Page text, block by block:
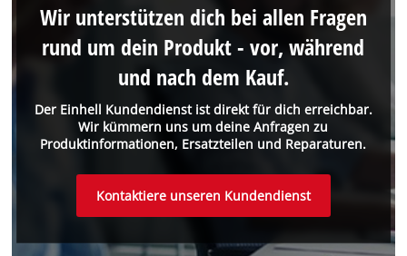
Der Einhell Kundendienst ist direkt für dich erreichbar.
Wir kümmern uns um deine Anfragen zu
Produktinformationen, Ersatzteilen und Reparaturen.
Wir unterstützen dich bei allen Fragen
rund um dein Produkt - vor, während
und nach dem Kauf.
Kontaktiere unseren Kundendienst